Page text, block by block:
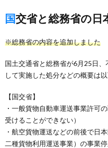
国交省と総務省の
※総務省の内容を追加しました
国土交通省と総務省が6月25日
して実施した処分などの概要は以
【国交省】
・一般貨物自動車運送事業許可
受けることができない）
・航空貨物運送などの前後で日
二種貨物利用運送事業）の事業